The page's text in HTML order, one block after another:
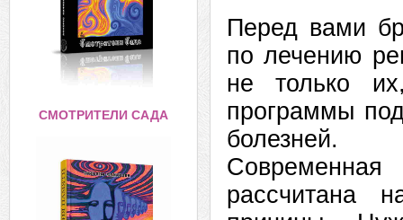
Перед вами
по лечению
не только
программы
болезней.
рассчитана
СМОТРИТЕЛИ САДА